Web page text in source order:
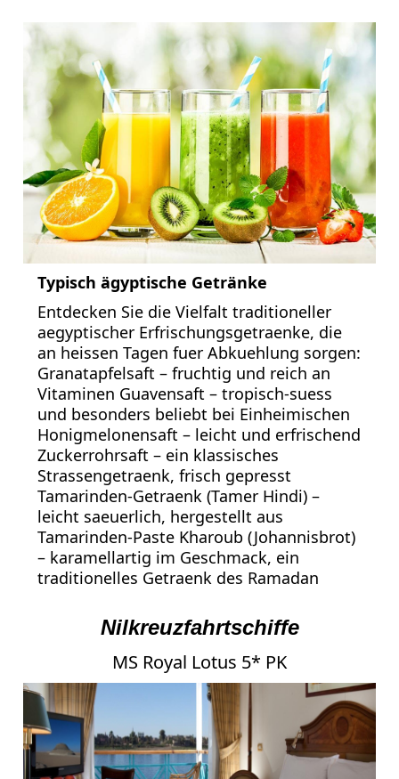
Typisch ägyptische Getränke
Entdecken Sie die Vielfalt traditioneller
aegyptischer Erfrischungsgetraenke, die
an heissen Tagen fuer Abkuehlung sorgen:
Granatapfelsaft – fruchtig und reich an
Vitaminen Guavensaft – tropisch-suess
und besonders beliebt bei Einheimischen
Honigmelonensaft – leicht und erfrischend
Zuckerrohrsaft – ein klassisches
Strassengetraenk, frisch gepresst
Tamarinden-Getraenk (Tamer Hindi) –
leicht saeuerlich, hergestellt aus
Tamarinden-Paste Kharoub (Johannisbrot)
– karamellartig im Geschmack, ein
traditionelles Getraenk des Ramadan
Nilkreuzfahrtschiffe
MS Royal Lotus 5* PK